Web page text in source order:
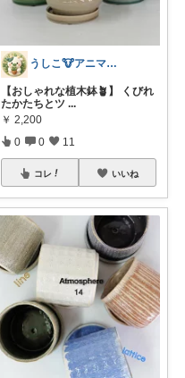
うしこ🐮アニマル&植物大好き🪴
【おしゃれな植木鉢🪴】 くびれ
たかたちとツ ...
￥ 2,200
0 0 11
コレ いいね